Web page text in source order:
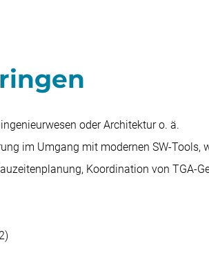
oder Architektur o. ä.
im Umgang mit modernen SW-Tools,
Koordination von TGA-